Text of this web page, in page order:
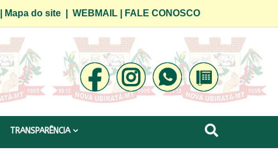
Mapa do site| WEBMAIL| FALE CONOSCO
TRANSPARÊNCIA